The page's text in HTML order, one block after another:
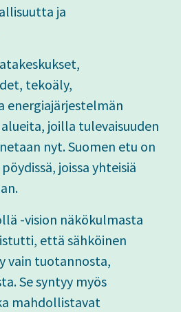
ja
tekoäly,
energiajärjestelmän
joilla tulevaisuuden
nyt. Suomen etu on
joissa yhteisiä
-vision näkökulmasta
että sähköinen
vain tuotannosta,
Se syntyy myös
mahdollistavat